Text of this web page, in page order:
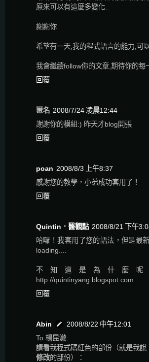
原來可以有這麼多變化..
謝謝你
希望有一天,我的程式語言的能力,可
我會繼續follow你的文章,期待你的每
回覆
匿名 2008/7/24 凌晨12:44
謝謝你的模組:) 昨天才blog開張
回覆
poan 2008/8/3 上午8:37
感謝您的教學，小弟成功套用了！
回覆
Quintin．醫觀點 2008/8/21 下午
哈囉！我套用了您的語法，但是最
loading....
不知道是為什麼呢
http://quintinyang.blogspot.com
回覆
Abin
2008/8/22 中午12:01
To 楊昆澈:
請看我程式碼紅色的部份（就是我說
修改的部份）：